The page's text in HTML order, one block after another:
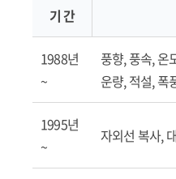
기 간
1988년
~
풍향, 풍속, 온
운량, 적설, 폭
1995년
~
자외선 복사,